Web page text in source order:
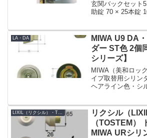
玄関バックセット
助錠 70 × 25本錠
日工業 K...
LA・DA
MIWA U9 DA
ダー ST色 2個
シリーズ】
MIWA（美和ロッ
イプ取替用シリン
ヘアライン色・シ
Thick...
LIXIL（リクシル）・TOSTEM（トステム）
リクシル（
（TOSTEM）
MIWA URシリ